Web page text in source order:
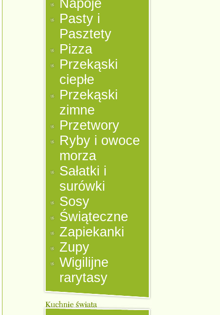
Napoje
Pasty i
Pasztety
Pizza
Przekąski
ciepłe
Przekąski
zimne
Przetwory
Ryby i owoce
morza
Sałatki i
surówki
Sosy
Świąteczne
Zapiekanki
Zupy
Wigilijne
rarytasy